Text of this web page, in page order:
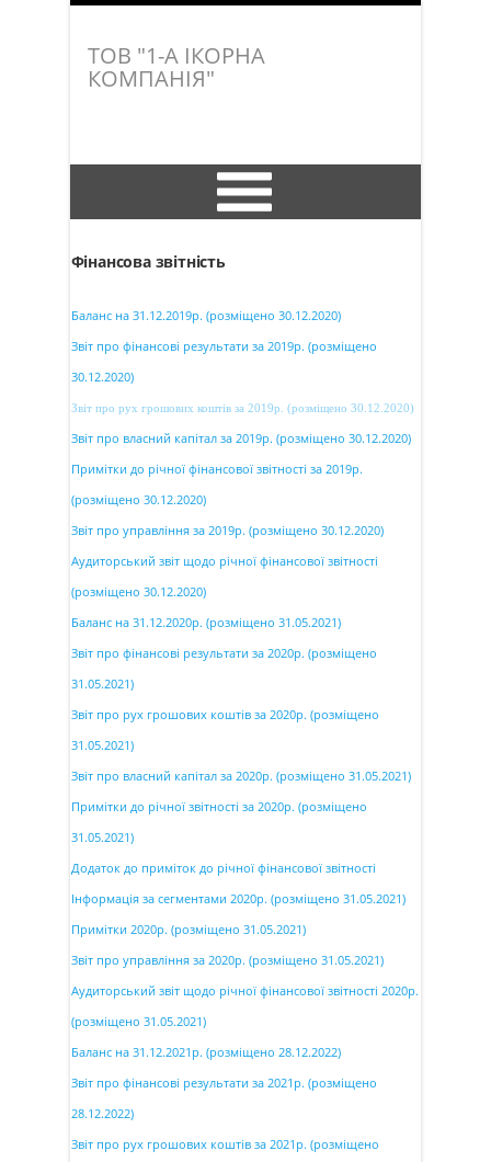
ТОВ "1-А ІКОРНА
КОМПАНІЯ"
Інформація про підприємство
Фінансова звітність
Фінансова звітність
Баланс на 31.12.2019р. (розміщено 30.12.2020)
Звіт про фінансові результати за 2019р. (розміщено
30.12.2020)
Звіт про рух грошових коштів за 2019р. (розміщено 30.12.2020)
Звіт про власний капітал за 2019р. (розміщено 30.12.2020)
Примітки до річної фінансової звітності за 2019р.
(розміщено 30.12.2020)
Звіт про управління за 2019р. (розміщено 30.12.2020)
Аудиторський звіт щодо річної фінансової звітності
(розміщено 30.12.2020)
Баланс на 31.12.2020р. (розміщено 31.05.2021)
Звіт про фінансові результати за 2020р. (розміщено
31.05.2021)
Звіт про рух грошових коштів за 2020р. (розміщено
31.05.2021)
Звіт про власний капітал за 2020р. (розміщено 31.05.2021)
Примітки до річної звітності за 2020р. (розміщено
31.05.2021)
Додаток до приміток до річної фінансової звітності
Інформація за сегментами 2020р. (розміщено 31.05.2021)
Примітки 2020р. (розміщено 31.05.2021)
Звіт про управління за 2020р. (розміщено 31.05.2021)
Аудиторський звіт щодо річної фінансової звітності 2020р.
(розміщено 31.05.2021)
Баланс на 31.12.2021р. (розміщено 28.12.2022)
Звіт про фінансові результати за 2021р. (розміщено
28.12.2022)
Звіт про рух грошових коштів за 2021р. (розміщено